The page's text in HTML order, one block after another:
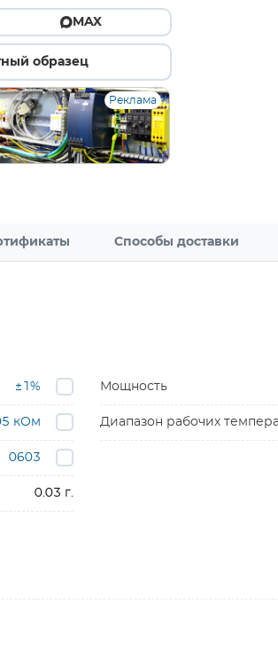
MAX
образец
Реклама
Способы доставки
±1%
кОм
Мощность
Диапазон рабочих
0603
0.03 г.